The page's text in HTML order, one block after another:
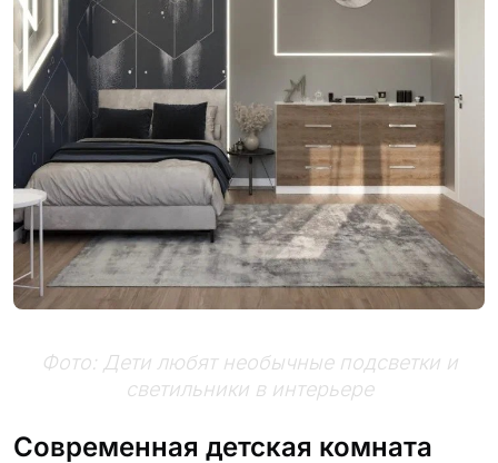
Фото: Дети любят необычные подсветки и
светильники в интерьере
Современная детская комната